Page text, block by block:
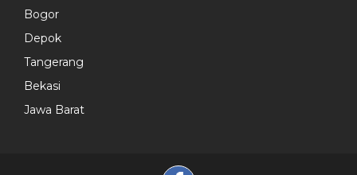
Bogor
Depok
Tangerang
Bekasi
Jawa Barat